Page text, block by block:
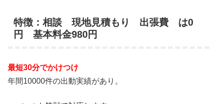
特徴：相談 現地見積もり 出張費 は0
円 基本料金980円
最短30分でかけつけ
年間10000件の出動実績があり。